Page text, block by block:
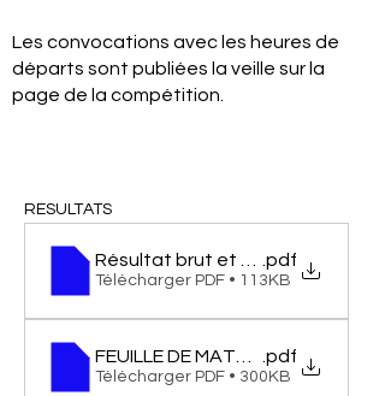
Les convocations avec les heures de
départs sont publiées la veille sur la
page de la compétition.
RESULTATS
.pdf
Télécharger PDF • 113KB
FEUILLE DE MATCH CORDELIERE
.pdf
Télécharger PDF • 300KB